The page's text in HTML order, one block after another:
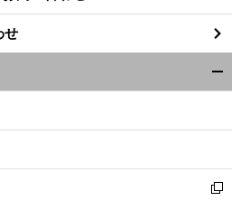
し
い
ウ
ィ
ン
ウ
開
く
せ
新